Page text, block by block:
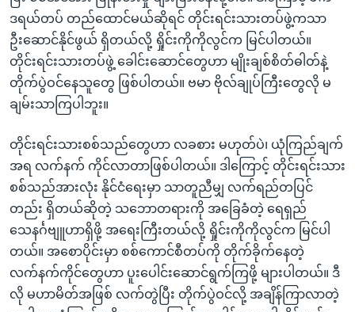
ဒရယ်တပ် တည်ထောင်မယ်ဆိုရင် တိုင်းရင်းသားတပ်ဖွဲ့ကသာ
ဦးဆောင်နိုင်ဖွယ် ရှိတယ်လို့ ရှိုင်းကိုကိုလွင်က မြင်ပါတယ်။
တိုင်းရင်းသားတပ်ဖွဲ့ ခေါင်းဆောင်တွေဟာ မျိုးချစ်စိတ်ဓါတ်နဲ့
တိုက်ပွဲဝင်နေသူတွေ ဖြစ်ပါတယ်။ ဗမာ ဗိုလ်ချုပ်ကြီးတွေလို မ
ချမ်းသာကြပါဘူး။
တိုင်းရင်းသားစစ်သည်တွေဟာ လခစား မဟုတ်ပဲ၊ ယုံကြည်ချက်
အရ လက်နက် ကိုင်လာတာဖြစ်ပါတယ်။ ဒါကြောင့် တိုင်းရင်းသား
စစ်သည်အားလုံး နိုင်ငံရေးမှာ သာတူညီမျှ လက်ရည်တပြင်
တည်း ရှိတယ်ဆိုတဲ့ သဘောတရားကို အခြေခံတဲ့ ရေရှည်
သေနင်္ဂဗျူဟာရှိဖို့ အရေးကြီးတယ်လို့ ရှိုင်းကိုကိုလွင်က မြင်ပါ
တယ်။ အစောပိုင်းမှာ စစ်ကောင်စီတပ်ကို တိုက်ခိုက်နေတဲ့
လက်နက်ကိုင်တွေဟာ ပူးပေါင်းဆောင်ရွက်ကြဖို့ များပါတယ်။ ဒီ
လို မဟာမိတ်အဖြစ် လက်တွဲပြီး တိုက်ပွဲဝင်လို့ အချိန်ကြာလာတဲ့